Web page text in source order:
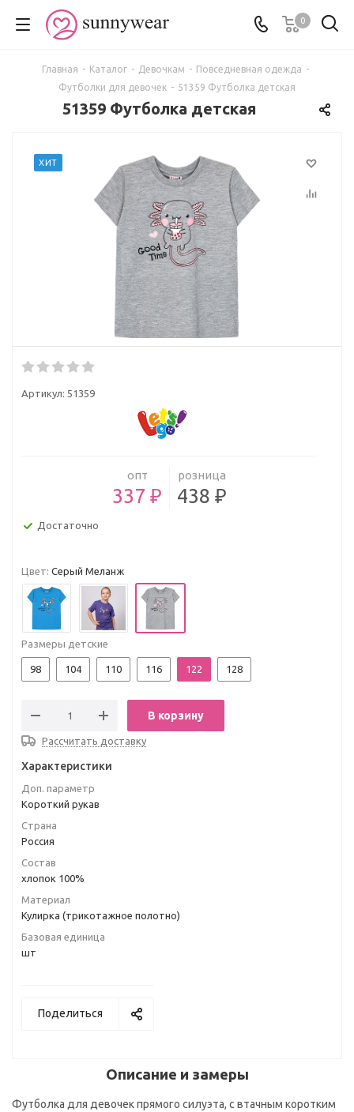
0
Главная - Каталог - Девочкам - Повседневная одежда -
Футболки для девочек - 51359 Футболка детская
51359 Футболка детская
ХИТ
Артикул: 51359
опт
337 ₽
розница
438 ₽
Достаточно
Цвет: Серый Меланж
Размеры детские
98 104 110 116 122 128
В корзину
Рассчитать доставку
Характеристики
Доп. параметр
Короткий рукав
Страна
Россия
Состав
хлопок 100%
Материал
Кулирка (трикотажное полотно)
Базовая единица
шт
Поделиться
Описание и замеры
Футболка для девочек прямого силуэта, с втачным коротким